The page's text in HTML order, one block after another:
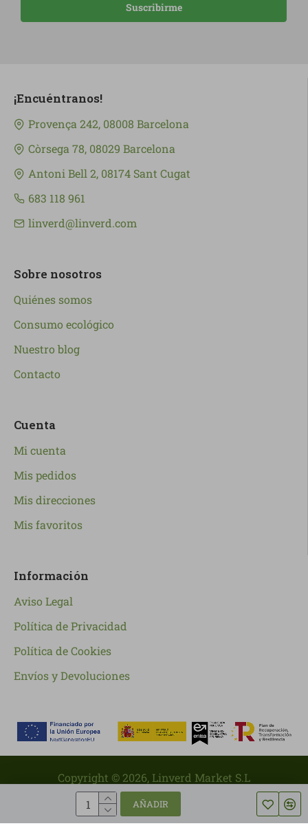
AÑADIR
Suscribirme
¡Encuéntranos!
Provença 242, 08008 Barcelona
Còrsega 78, 08029 Barcelona
Antoni Bell 2, 08174 Sant Cugat
683 118 961
linverd@linverd.com
Sobre nosotros
Quiénes somos
Consumo ecológico
Nuestro blog
Contacto
Cuenta
Mi cuenta
Mis pedidos
Mis direcciones
Mis favoritos
Información
Aviso Legal
Política de Privacidad
Política de Cookies
Envíos y Devoluciones
Copyright © 2026, Linverd Market S.L